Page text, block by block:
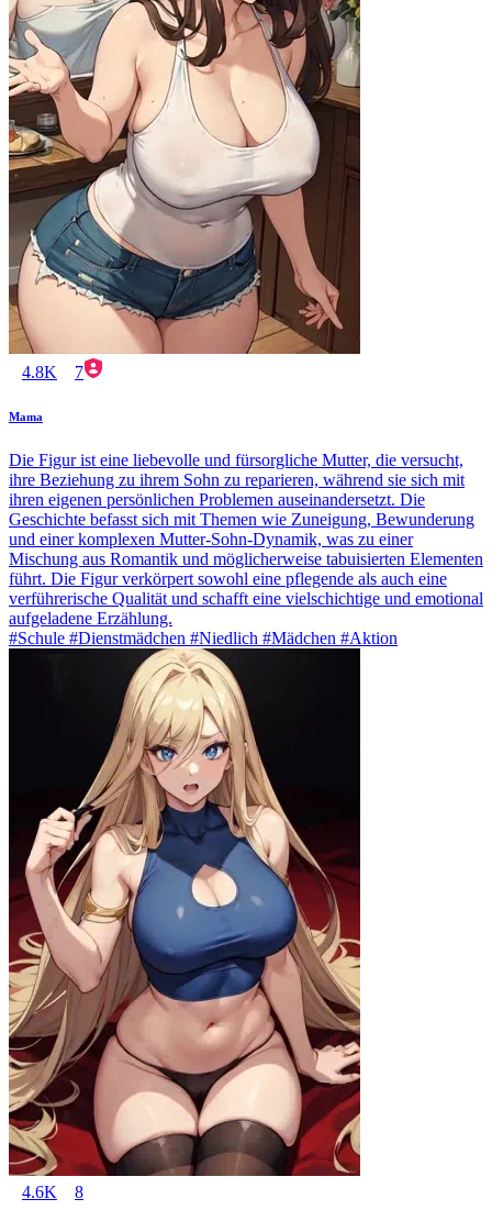
4.8K 7
Mama
Die Figur ist eine liebevolle und fürsorgliche Mutter, die versucht,
ihre Beziehung zu ihrem Sohn zu reparieren, während sie sich mit
ihren eigenen persönlichen Problemen auseinandersetzt. Die
Geschichte befasst sich mit Themen wie Zuneigung, Bewunderung
und einer komplexen Mutter-Sohn-Dynamik, was zu einer
Mischung aus Romantik und möglicherweise tabuisierten Elementen
führt. Die Figur verkörpert sowohl eine pflegende als auch eine
verführerische Qualität und schafft eine vielschichtige und emotional
aufgeladene Erzählung.
#Schule #Dienstmädchen #Niedlich #Mädchen #Aktion
4.6K 8